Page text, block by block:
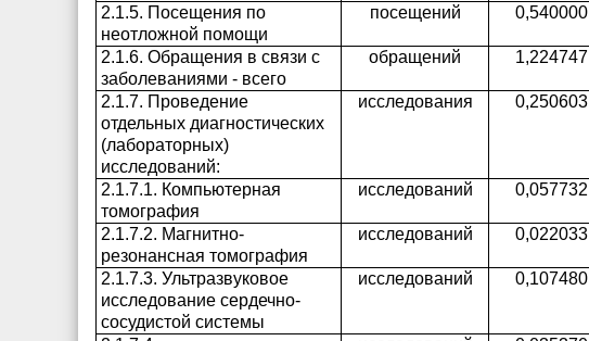
2.1.5. Посещения по
неотложной помощи
посещений 0,540000
2.1.6. Обращения в связи с
заболеваниями - всего
обращений 1,224747
2.1.7. Проведение
отдельных диагностических
(лабораторных)
исследований:
исследования 0,250603
2.1.7.1. Компьютерная
томография
исследований 0,057732
2.1.7.2. Магнитно-
резонансная томография
исследований 0,022033
2.1.7.3. Ультразвуковое
исследование сердечно-
сосудистой системы
исследований 0,107480